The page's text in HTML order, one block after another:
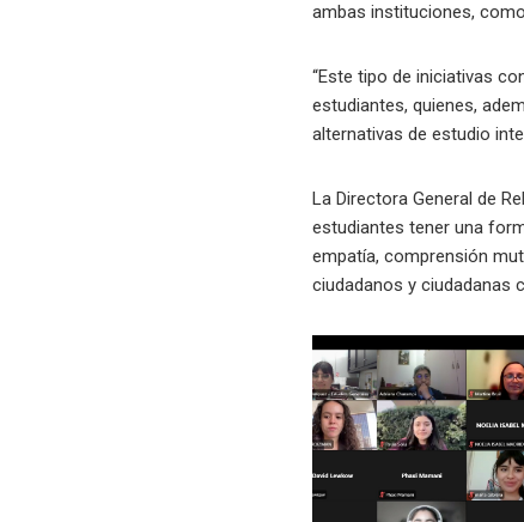
ambas instituciones,
“Este tipo de iniciativas
estudiantes, quienes,
alternativas de estudio
La Directora General de
estudiantes tener una
empatía, comprensión
ciudadanos y ciudadanas